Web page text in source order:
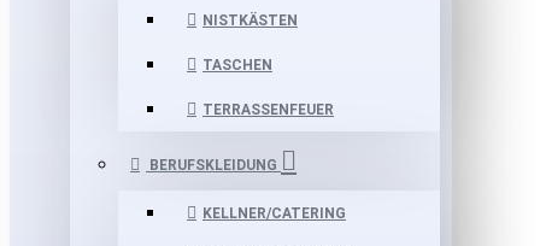
NISTKÄSTEN
TASCHEN
TERRASSENFEUER
BERUFSKLEIDUNG
KELLNER/CATERING